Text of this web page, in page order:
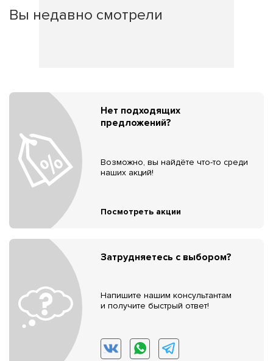
Вы недавно смотрели
Нет подходящих
предложений?
Возможно, вы найдёте что-то среди
наших акций!
Посмотреть акции
Затрудняетесь с выбором?
Напишите нашим консультантам
и получите быстрый ответ!